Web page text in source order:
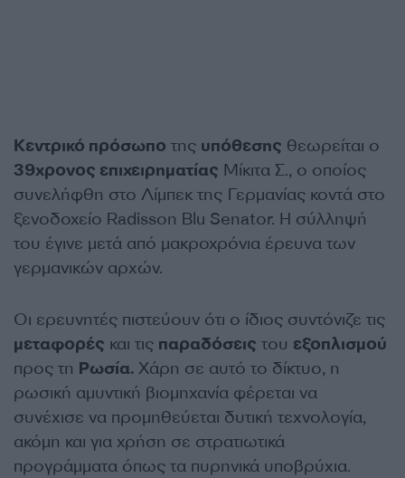
Κεντρικό πρόσωπο της υπόθεσης θεωρείται ο
39χρονος επιχειρηματίας Μίκιτα Σ., ο οποίος
συνελήφθη στο Λίμπεκ της Γερμανίας κοντά στο
ξενοδοχείο Radisson Blu Senator. Η σύλληψή
του έγινε μετά από μακροχρόνια έρευνα των
γερμανικών αρχών.
Οι ερευνητές πιστεύουν ότι ο ίδιος συντόνιζε τις
μεταφορές και τις παραδόσεις του εξοπλισμού
προς τη Ρωσία. Χάρη σε αυτό το δίκτυο, η
ρωσική αμυντική βιομηχανία φέρεται να
συνέχισε να προμηθεύεται δυτική τεχνολογία,
ακόμη και για χρήση σε στρατιωτικά
προγράμματα όπως τα πυρηνικά υποβρύχια.